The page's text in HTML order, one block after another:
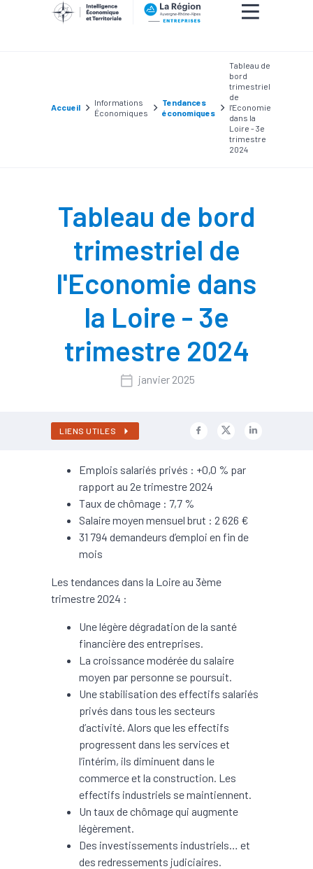
Accueil
Informations
Économiques
Tendances
économiques
Tableau de
bord
trimestriel
de
l'Economie
dans la
Loire - 3e
trimestre
2024
Tableau de bord
trimestriel de
l'Economie dans
la Loire - 3e
trimestre 2024
janvier 2025
LIENS UTILES
Emplois salariés privés : +0,0 % par
rapport au 2e trimestre 2024
Taux de chômage : 7,7 %
Salaire moyen mensuel brut : 2 626 €
31 794 demandeurs d’emploi en fin de
mois
Les tendances dans la Loire au 3ème
trimestre 2024 :
Une légère dégradation de la santé
financière des entreprises.
La croissance modérée du salaire
moyen par personne se poursuit.
Une stabilisation des effectifs salariés
privés dans tous les secteurs
d’activité. Alors que les effectifs
progressent dans les services et
l’intérim, ils diminuent dans le
commerce et la construction. Les
effectifs industriels se maintiennent.
Un taux de chômage qui augmente
légèrement.
Des investissements industriels… et
des redressements judiciaires.